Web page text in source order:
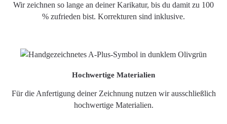
Wir zeichnen so lange an deiner Karikatur, bis du damit zu 100
% zufrieden bist. Korrekturen sind inklusive.
Hochwertige Materialien
Für die Anfertigung deiner Zeichnung nutzen wir ausschließlich
hochwertige Materialien.